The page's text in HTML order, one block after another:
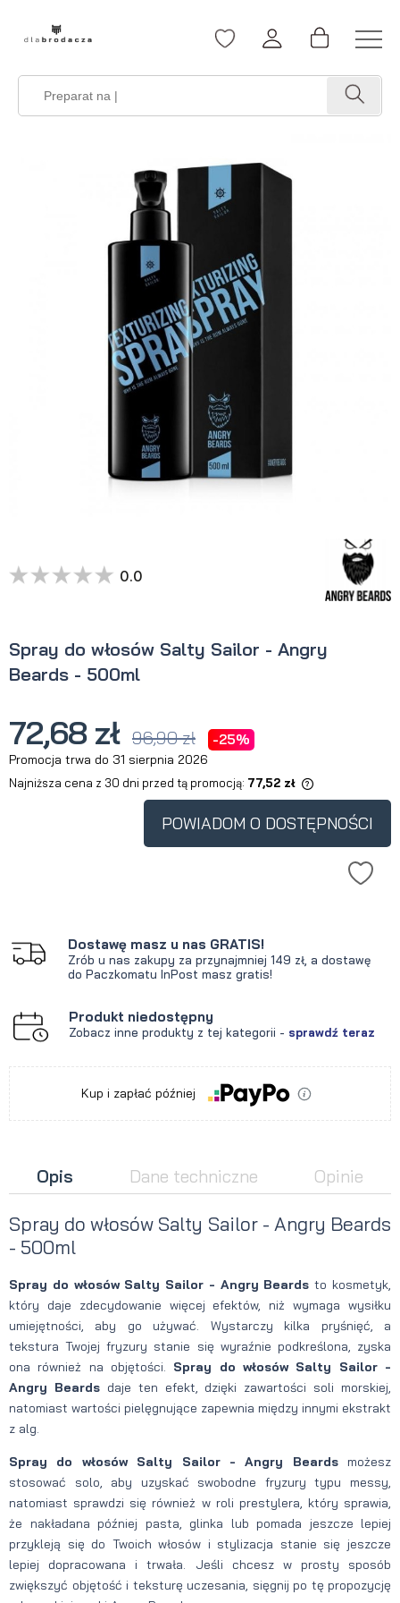
Spray do włosów Salty Sailor - Angry
Beards - 500ml
0.0
72,68 zł 96,90 zł -25%
Promocja trwa do 31 sierpnia 2026
Najniższa cena z 30 dni przed tą promocją: 77,52 zł
Jeżeli produkt jest sprzedawany
krócej niż 30 dni, wyświetlana jest
produkt pojawił się w sprzedaży.
POWIADOM O DOSTĘPNOŚCI
Dostawę masz u nas GRATIS!
Zrób u nas zakupy za przynajmniej 149 zł, a dostawę
do Paczkomatu InPost masz gratis!
Produkt niedostępny
Zobacz inne produkty z tej kategorii - sprawdź teraz
Kup i zapłać później
Opis Dane techniczne Opinie
Spray do włosów Salty Sailor - Angry Beards
- 500ml
Spray do włosów Salty Sailor - Angry Beards to kosmetyk,
który daje zdecydowanie więcej efektów, niż wymaga wysiłku
umiejętności, aby go używać. Wystarczy kilka pryśnięć, a
tekstura Twojej fryzury stanie się wyraźnie podkreślona, zyska
ona również na objętości. Spray do włosów Salty Sailor -
Angry Beardsdaje ten efekt, dzięki zawartości soli morskiej,
natomiast wartości pielęgnujące zapewnia między innymi ekstrakt
z alg.
Spray do włosów Salty Sailor - Angry Beardsmożesz
stosować solo, aby uzyskać swobodne fryzury typu messy,
natomiast sprawdzi się również w roli prestylera, który sprawia,
że nakładana później pasta, glinka lub pomada jeszcze lepiej
przykleją się do Twoich włosów i stylizacja stanie się jeszcze
lepiej dopracowana i trwała. Jeśli chcesz w prosty sposób
zwiększyć objętość i teksturę uczesania, sięgnij po tę propozycję